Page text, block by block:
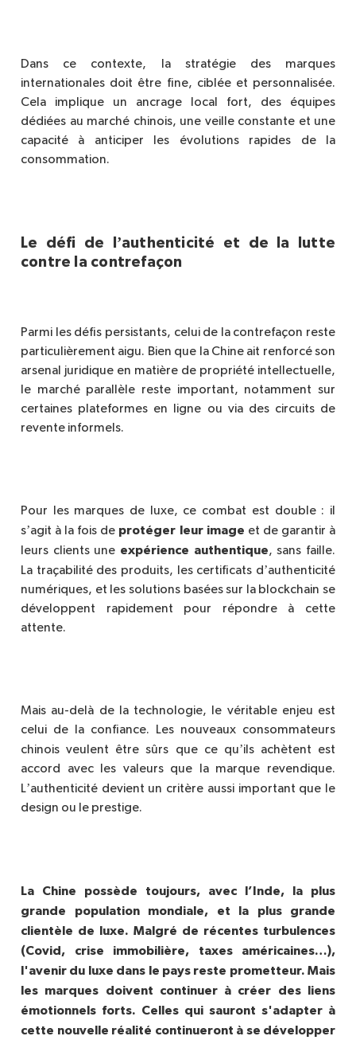
Dans ce contexte, la stratégie des marques
internationales doit être fine, cibl ée et personnalisée.
Cela implique un ancrage local fort, des équipes
dédiées au marché chinois, une veille constante et une
capacité à anticiper les évolutions rapides de la
consommation.
Le défi de l ’authenticité et de la lutte
contre la contrefaçon
Parmi les défis persistants, celui de la contrefaçon reste
particulièrement aigu. Bien que la Chine ait renforcé son
arsenal juridique en matière de propriété intellectuelle,
le marché parall è le reste important, notamment sur
certaines plateformes en ligne ou via des circuits de
revente informels.
Pour les marques de luxe, ce combat est double : il
s’agit à la fois de protéger leur image et de garantir à
leurs clients une expérience authentique, sans faille.
La traçabilité des produits, les certificats d’authenticité
numériques, et les solutions basées sur la blockchain se
développent rapidement pour répondre à cette
attente.
Mais au-delà de la technologie, le véritable enjeu est
celui de la confiance. Les nouveaux consommateurs
chinois veulent être sûrs que ce qu’ils achètent est
accord avec les valeurs que la marque revendique.
L’authenticité devient un critère aussi important que le
design ou le prestige.
La Chine possède toujours, avec l’Inde, la plus
grande population mondiale, et la plus grande
clientèle de luxe. Malgré de récentes turbulences
(Covid, crise immobilière, taxes américaines…),
l'avenir du luxe dans le pays reste prometteur. Mais
les marques doivent continuer à créer des liens
émotionnels forts. Celles qui sauront s'adapter à
cette nouvelle réalité continueront à se développer